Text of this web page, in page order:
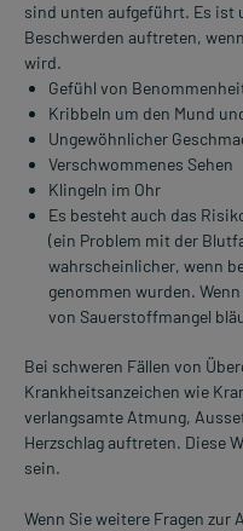
sind unten aufgeführt. Es ist
Beschwerden auftreten,
wird.
Gefühl von
Kribbeln um den Mund
Ungewöhnlicher
Verschwommenes Sehen
Klingeln im Ohr
Es besteht auch das
(ein Problem mit der
wahrscheinlicher, wenn
genommen wurden.
von Sauerstoffmangel
Bei schweren Fällen von
Krankheitsanzeichen wie
verlangsamte Atmung,
Herzschlag auftreten. Diese
sein.
Wenn Sie weitere Fragen